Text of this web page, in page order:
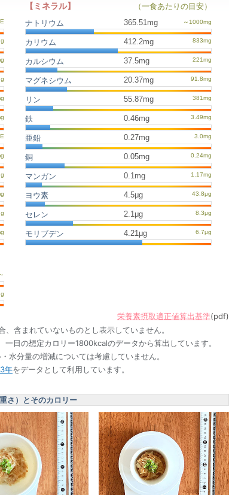
【ミネラル】
（一食あたりの目安）
ナトリウム
365.51mg
カリウム 412.2mg
カルシウム 37.5mg
マグネシウム 20.37mg
リン 55.87mg
鉄 0.46mg
亜鉛 0.27mg
銅 0.05mg
マンガン 0.1mg
ヨウ素 4.5μg
セレン 2.1μg
モリブデン 4.21μg
栄養素摂取適正値算出基準(pdf)
含まれていないものとし表示していません。
日の想定カロリー1800kcalのデータから算出しています。
水分量の増減については考慮していません。
年をデータとして利用しています。
さ）とそのカロリー